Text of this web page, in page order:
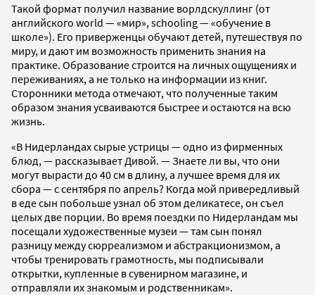
Такой формат получил название ворлдскуллинг (от
английского world — «мир», schooling — «обучение в
школе»). Его приверженцы обучают детей, путешествуя по
миру, и дают им возможность применить знания на
практике. Образование строится на личных ощущениях и
переживаниях, а не только на информации из книг.
Сторонники метода отмечают, что полученные таким
образом знания усваиваются быстрее и остаются на всю
жизнь.
«В Нидерландах сырые устрицы — одно из фирменных
блюд, — рассказывает Дивой. — Знаете ли вы, что они
могут вырасти до 40 см в длину, а лучшее время для их
сбора — с сентября по апрель? Когда мой привередливый
в еде сын побольше узнал об этом деликатесе, он съел
целых две порции. Во время поездки по Нидерландам мы
посещали художественные музеи — там сын понял
разницу между сюрреализмом и абстракционизмом, а
чтобы тренировать грамотность, мы подписывали
открытки, купленные в сувенирном магазине, и
отправляли их знакомым и родственникам».